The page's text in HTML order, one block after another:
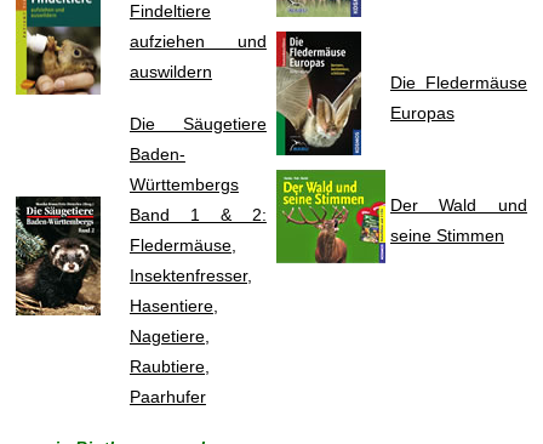
Findeltiere
aufziehen und
auswildern
Die Säugetiere
Baden-
Württembergs
Band 1 & 2:
Fledermäuse,
Insektenfresser,
Hasentiere,
Nagetiere,
Raubtiere,
Paarhufer
Die Fledermäuse
Europas
Der Wald und
seine Stimmen